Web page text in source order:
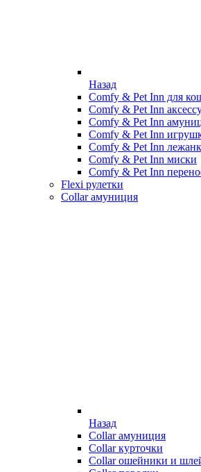
Назад
Comfy & Pet Inn для
Comfy & Pet Inn
Comfy & Pet Inn
Comfy & Pet Inn
Comfy & Pet Inn
Comfy & Pet Inn миски
Comfy & Pet Inn
Flexi рулетки
Collar амуниция
Назад
Collar амуниция
Collar курточки
Collar ошейники и